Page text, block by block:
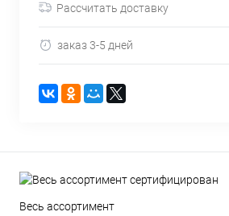
Рассчитать доставку
заказ 3-5 дней
Весь ассортимент